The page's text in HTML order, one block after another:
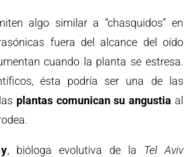
algo similar a “chasquidos” en
fuera del alcance del oído
cuando la planta se estresa.
ésta podría ser una de las
plantas comunican su angustia al
, bióloga evolutiva de la Tel Aviv